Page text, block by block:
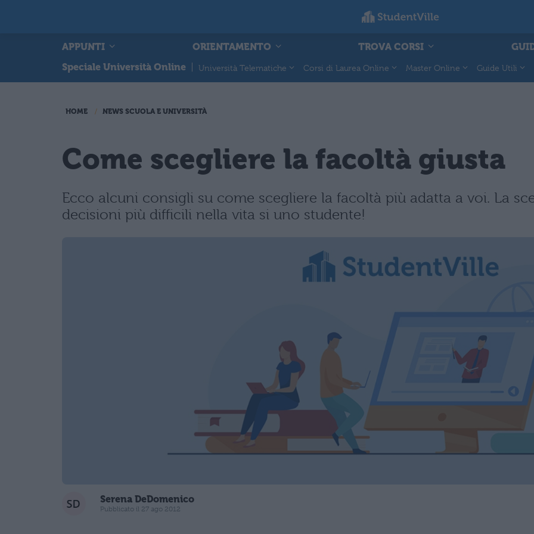
APPUNTI ORIENTAMENTO TROVA CORSI
Speciale Università Online
Università Telematiche Corsi di Laurea Online Master Online Guide Utili
HOME NEWS SCUOLA E UNIVERSITÀ
Come scegliere la facoltà giusta
Ecco alcuni consigli su come scegliere la facoltà più adatta a voi. La
decisioni più difficili nella vita si uno studente!
Serena DeDomenico
Pubblicato il 27 ago 2012